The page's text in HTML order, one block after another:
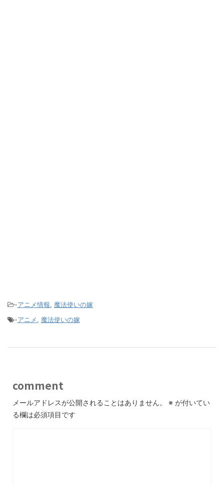
-アニメ情報, 魔法使いの嫁
-アニメ, 魔法使いの嫁
comment
メールアドレスが公開されることはありません。 ※ が付いてい
る欄は必須項目です